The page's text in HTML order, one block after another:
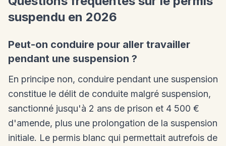
suspendu en 2026
Peut-on conduire pour aller travailler
pendant une suspension ?
En principe non, conduire pendant une suspension
constitue le délit de conduite malgré suspension,
sanctionné jusqu'à 2 ans de prison et 4 500 €
d'amende, plus une prolongation de la suspension
initiale. Le permis blanc qui permettait autrefois de